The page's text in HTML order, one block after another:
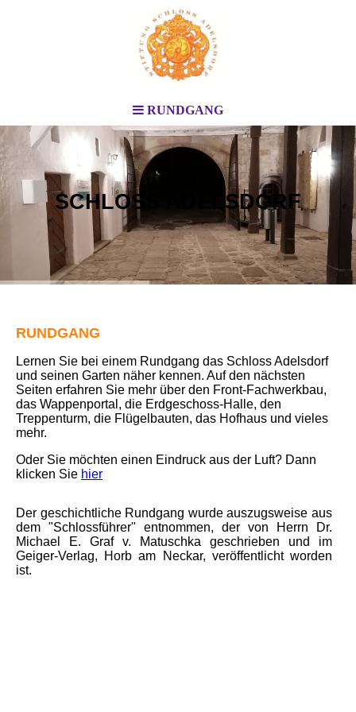
RUNDGANG
SCHLOSS ADELSDORF
RUNDGANG
Lernen Sie bei einem Rundgang das Schloss Adelsdorf
und seinen Garten näher kennen. Auf den nächsten
Seiten erfahren Sie mehr über den Front-Fachwerkbau,
das Wappenportal, die Erdgeschoss-Halle, den
Treppenturm, die Flügelbauten, das Hofhaus und vieles
mehr.
Oder Sie möchten einen Eindruck aus der Luft? Dann
klicken Sie hier
Der geschichtliche Rundgang wurde auszugsweise aus
dem "Schlossführer" entnommen, der von Herrn Dr.
Michael E. Graf v. Matuschka geschrieben und im
Geiger-Verlag, Horb am Neckar, veröffentlicht worden
ist.